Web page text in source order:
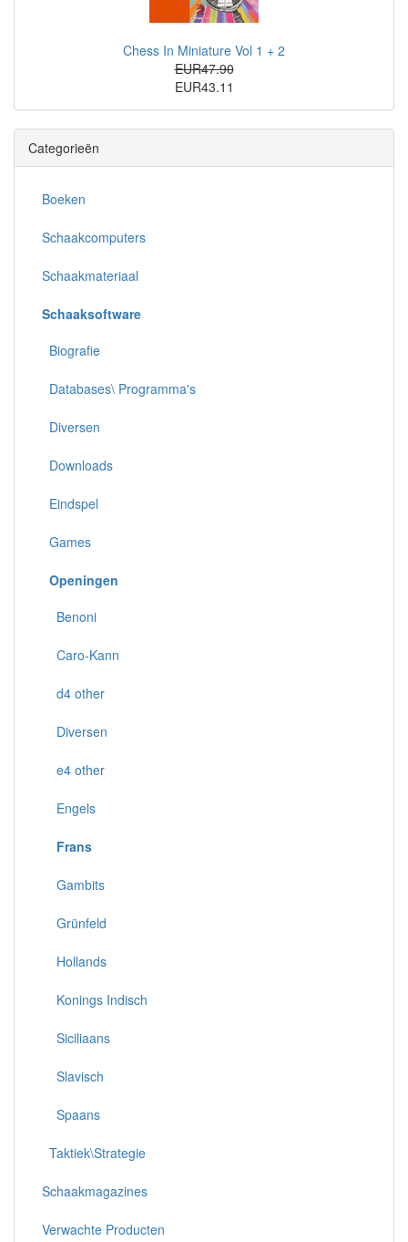
Chess In Miniature Vol 1 + 2
EUR47.90
EUR43.11
Categorieën
Boeken
Schaakcomputers
Schaakmateriaal
Schaaksoftware
Biografie
Databases\ Programma's
Diversen
Downloads
Eindspel
Games
Openingen
Benoni
Caro-Kann
d4 other
Diversen
e4 other
Engels
Frans
Gambits
Grünfeld
Hollands
Konings Indisch
Siciliaans
Slavisch
Spaans
Taktiek\Strategie
Schaakmagazines
Verwachte Producten